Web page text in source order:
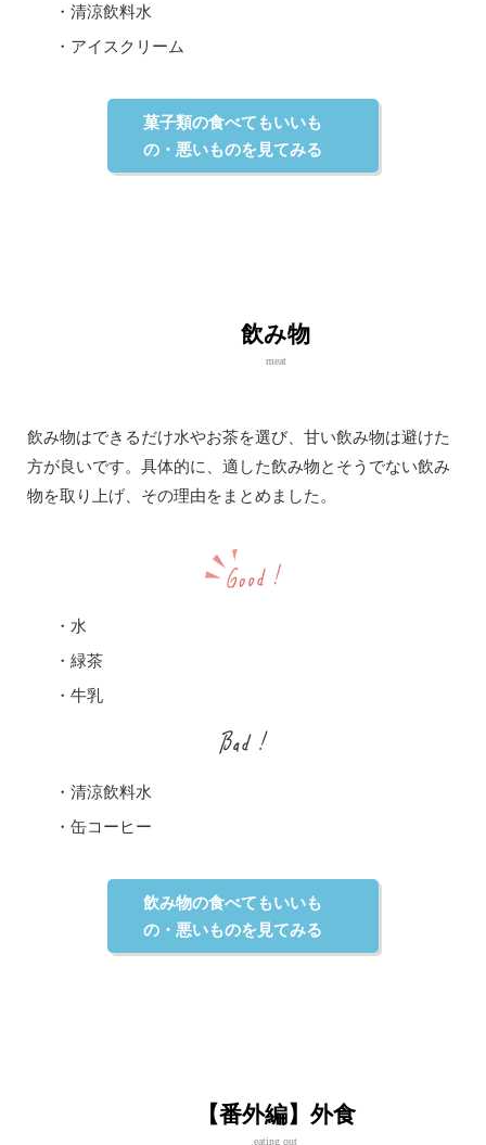
・清涼飲料水
・アイスクリーム
菓子類の食べてもいいも
の・悪いものを見てみる
飲み物
meat
飲み物はできるだけ水やお茶を選び、甘い飲み物は避けた
方が良いです。具体的に、適した飲み物とそうでない飲み
物を取り上げ、その理由をまとめました。
・水
・緑茶
・牛乳
・清涼飲料水
・缶コーヒー
飲み物の食べてもいいも
の・悪いものを見てみる
【番外編】外食
eating out